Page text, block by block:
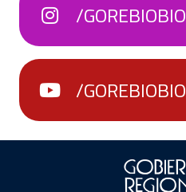
/GOREBIOBIO
/GOREBIOBIO